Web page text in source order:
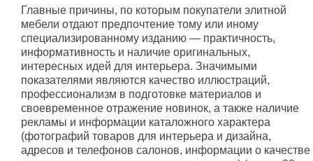
Главные причины, по которым покупатели элитной
мебели отдают предпочтение тому или иному
специализированному изданию — практичность,
информативность и наличие оригинальных,
интересных идей для интерьера. Значимыми
показателями являются качество иллюстраций,
профессионализм в подготовке материалов и
своевременное отражение новинок, а также наличие
рекламы и информации каталожного характера
(фотографий товаров для интерьера и дизайна,
адресов и телефонов салонов, информации о качестве